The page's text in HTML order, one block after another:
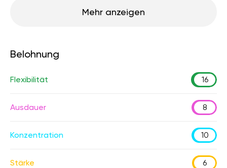
Mehr anzeigen
Belohnung
Flexibilität 16
Ausdauer 8
Konzentration 10
Stärke 6